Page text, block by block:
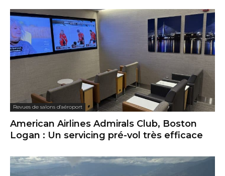
Revues de salons d'aéroport
American Airlines Admirals Club, Boston
Logan : Un servicing pré-vol très efficace